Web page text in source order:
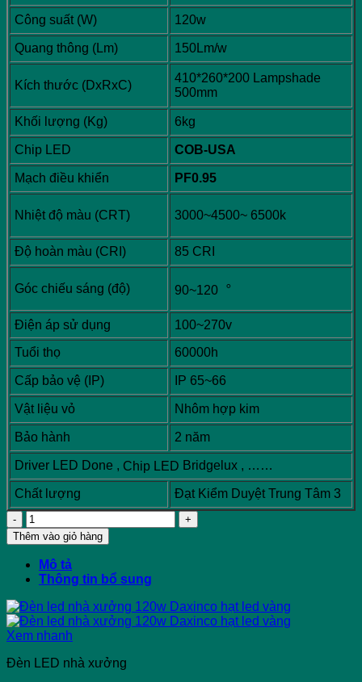
Công suất (W) 120w
Quang thông (Lm) 150Lm/w
Kích thước (DxRxC)
410*260*200 Lampshade
500mm
Khối lượng (Kg) 6kg
Chip LED COB-USA
Mạch điều khiển PF0.95
Nhiệt độ màu (CRT) 3000~4500~ 6500k
Độ hoàn màu (CRI) 85 CRI
Góc chiếu sáng (độ) 90~120︒
Điện áp sử dụng
100~270v
Tuổi thọ
60000h
Cấp bảo vệ (IP) IP 65~66
Vật liệu vỏ Nhôm hợp kim
Bảo hành 2 năm
Driver LED Done , Chip LED Bridgelux , ……
Chất lượng
Đạt Kiểm Duyệt Trung Tâm 3
Đèn
led
nhà
xưởng
120W
Daxinco
kiểu
Ovan
số
Thêm vào giỏ hàng
Mô tả
Thông tin bổ sung
Xem nhanh
Đèn LED nhà xưởng